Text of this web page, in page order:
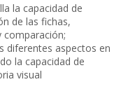
la capacidad de
de las fichas,
comparación;
diferentes aspectos en
la capacidad de
visual